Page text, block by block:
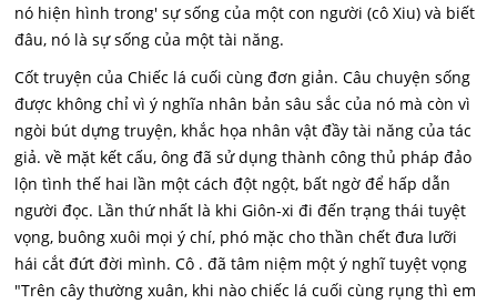
nó hiện hình trong' sự sống của một con người (cô Xiu) và biết
đâu, nó là sự sống của một tài năng.
Cốt truyện của Chiếc lá cuối cùng đơn giản. Câu chuyện sống
được không chỉ vì ý nghĩa nhân bản sâu sắc của nó mà còn vì
ngòi bút dựng truyện, khắc họa nhân vật đầy tài năng của tác
giả. về mặt kết cấu, ông đã sử dụng thành công thủ pháp đảo
lộn tình thế hai lần một cách đột ngột, bất ngờ để hấp dẫn
người đọc. Lần thứ nhất là khi Giôn-xi đi đến trạng thái tuyệt
vọng, buông xuôi mọi ý chí, phó mặc cho thần chết đưa lưỡi
hái cắt đứt đời mình. Cô . đã tâm niệm một ý nghĩ tuyệt vọng
"Trên cây thường xuân, khi nào chiếc lá cuối cùng rụng thì em